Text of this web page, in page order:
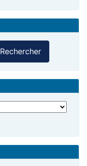
Rechercher